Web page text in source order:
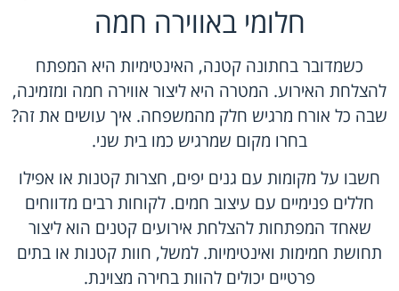
חלומי באווירה חמה
כשמדובר בחתונה קטנה, האינטימיות היא המפתח
להצלחת האירוע. המטרה היא ליצור אווירה חמה ומזמינה,
שבה כל אורח מרגיש חלק מהמשפחה. איך עושים את זה?
בחרו מקום שמרגיש כמו בית שני.
חשבו על מקומות עם גנים יפים, חצרות קטנות או אפילו
חללים פנימיים עם עיצוב חמים. לקוחות רבים מדווחים
שאחד המפתחות להצלחת אירועים קטנים הוא ליצור
תחושת חמימות ואינטימיות. למשל, חוות קטנות או בתים
פרטיים יכולים להוות בחירה מצוינת.